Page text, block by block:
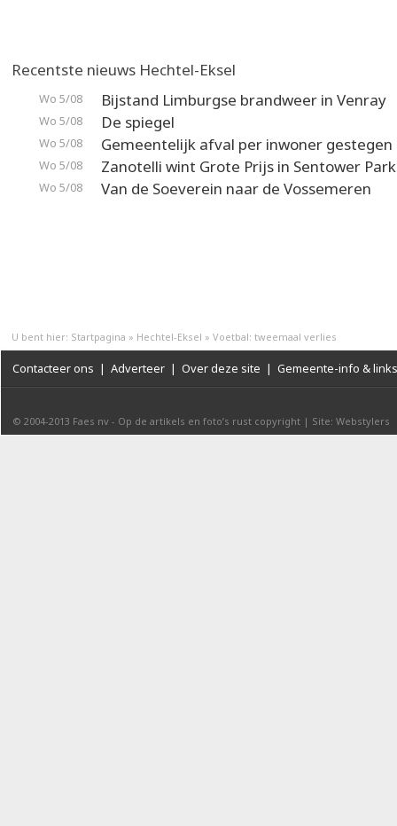
Recentste nieuws Hechtel-Eksel
Wo 5/08 Bijstand Limburgse brandweer in Venray
Wo 5/08 De spiegel
Wo 5/08 Gemeentelijk afval per inwoner gestegen
Wo 5/08 Zanotelli wint Grote Prijs in Sentower Park
Wo 5/08 Van de Soeverein naar de Vossemeren
U bent hier: Startpagina » Hechtel-Eksel » Voetbal: tweemaal verlies
Contacteer ons | Adverteer | Over deze site | Gemeente-info & links
© 2004-2013 Faes nv - Op de artikels en foto’s rust copyright | Site: Webstylers